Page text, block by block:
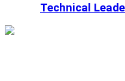
Technical